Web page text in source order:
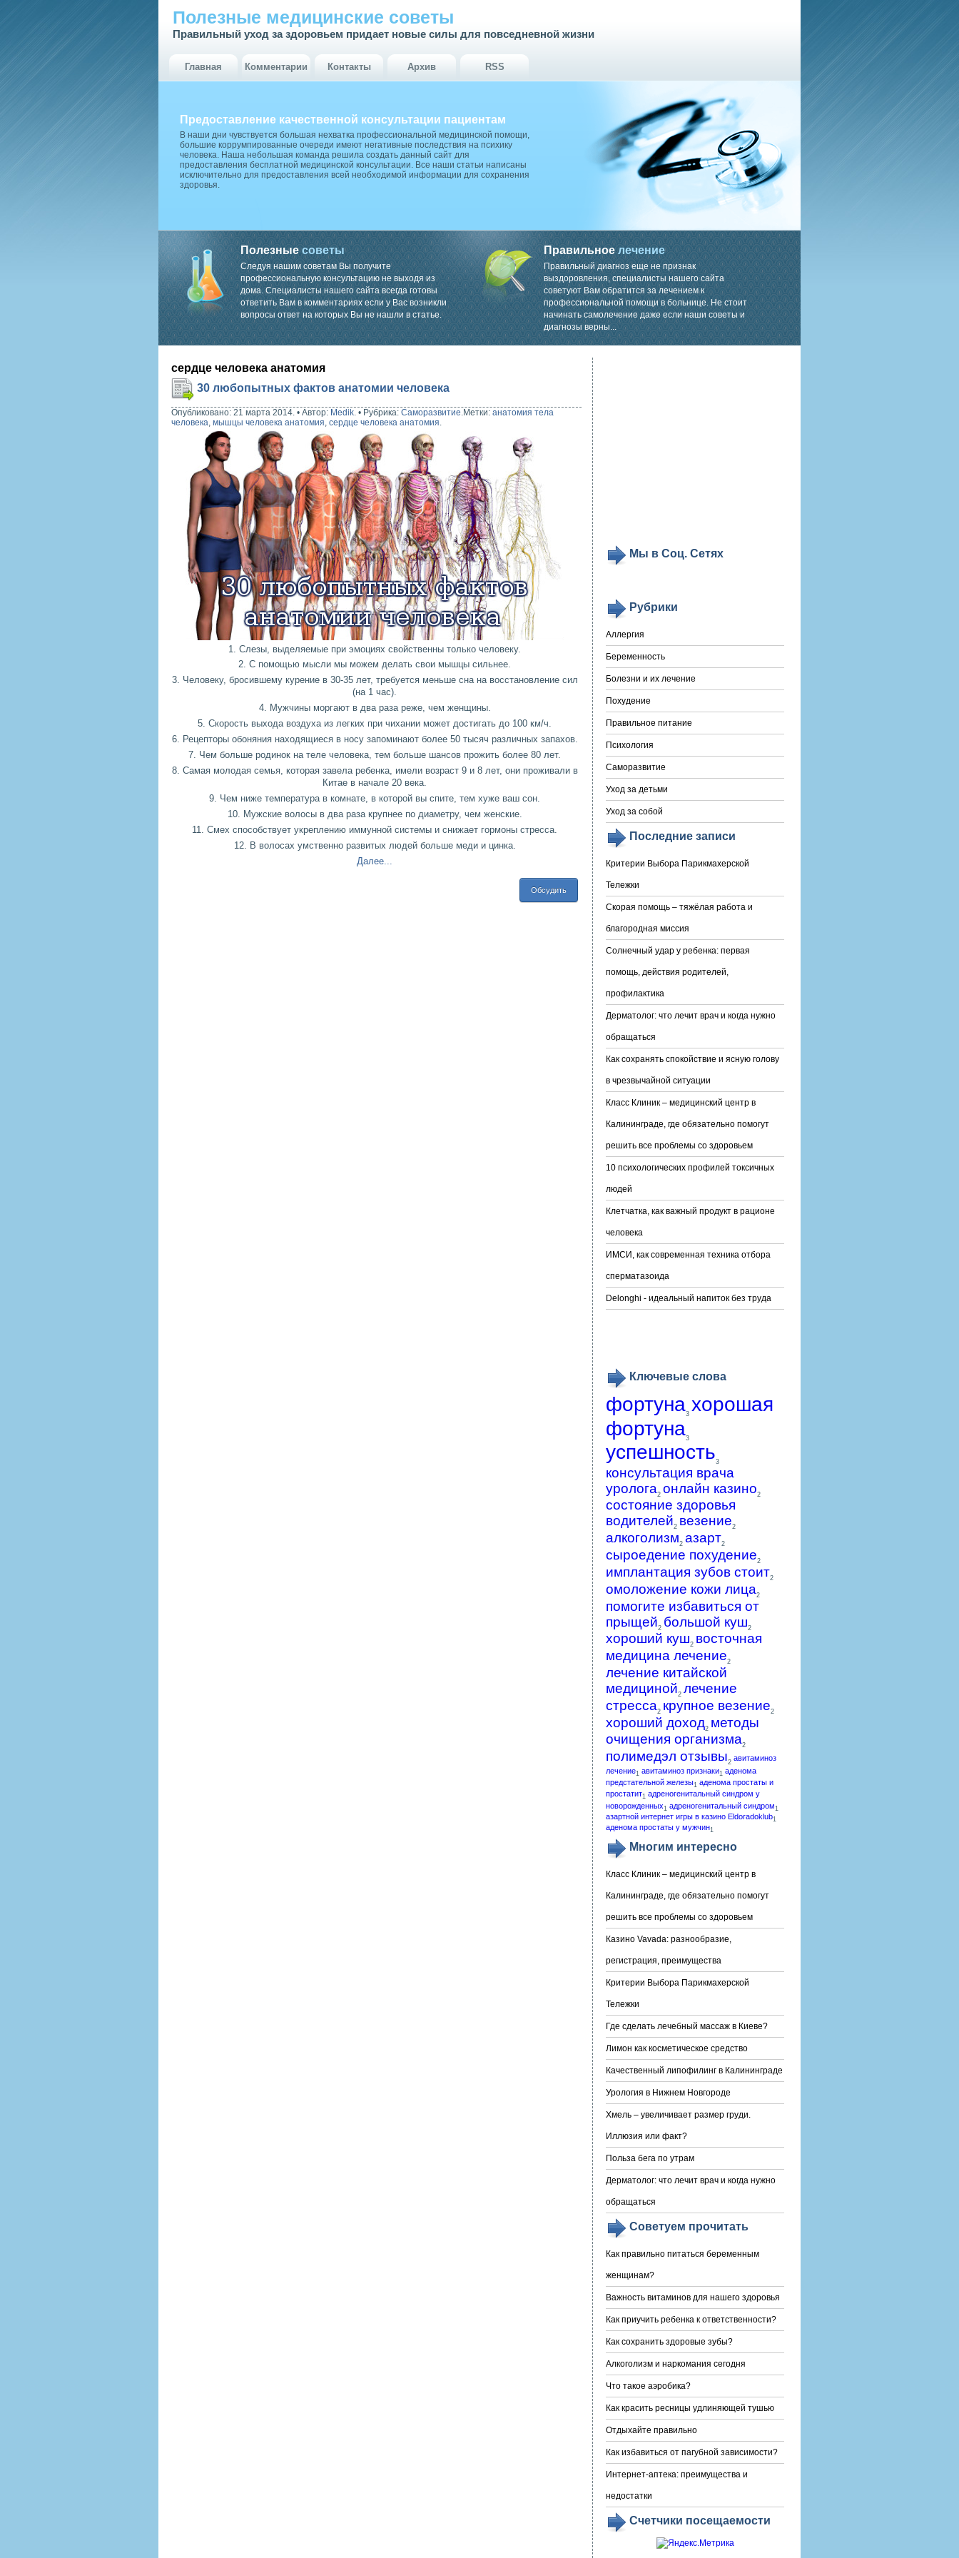
Полезные медицинские советы
Правильный уход за здоровьем придает новые силы для повседневной жизни
Главная Комментарии Контакты Архив RSS
Предоставление качественной консультации пациентам
В наши дни чувствуется большая нехватка профессиональной медицинской помощи,
большие коррумпированные очереди имеют негативные последствия на психику
человека. Наша небольшая команда решила создать данный сайт для
предоставления бесплатной медицинской консультации. Все наши статьи написаны
исключительно для предоставления всей необходимой информации для сохранения
здоровья.
Полезныесоветы
Следуя нашим советам Вы получите
профессиональную консультацию не выходя из
дома. Специалисты нашего сайта всегда готовы
ответить Вам в комментариях если у Вас возникли
вопросы ответ на которых Вы не нашли в статье.
Правильное лечение
Правильный диагноз еще не признак
выздоровления, специалисты нашего сайта
советуют Вам обратится за лечением к
профессиональной помощи в больнице. Не стоит
начинать самолечение даже если наши советы и
диагнозы верны...
сердце человека анатомия
30 любопытных фактов анатомии человека
Опубликовано: 21 марта 2014. • Автор: Medik. • Рубрика: Саморазвитие.Метки: анатомия тела
человека, мышцы человека анатомия, сердце человека анатомия.
1. Слезы, выделяемые при эмоциях свойственны только человеку.
2. С помощью мысли мы можем делать свои мышцы сильнее.
3. Человеку, бросившему курение в 30-35 лет, требуется меньше сна на восстановление сил
(на 1 час).
4. Мужчины моргают в два раза реже, чем женщины.
5. Скорость выхода воздуха из легких при чихании может достигать до 100 км/ч.
6. Рецепторы обоняния находящиеся в носу запоминают более 50 тысяч различных запахов.
7. Чем больше родинок на теле человека, тем больше шансов прожить более 80 лет.
8. Самая молодая семья, которая завела ребенка, имели возраст 9 и 8 лет, они проживали в
Китае в начале 20 века.
9. Чем ниже температура в комнате, в которой вы спите, тем хуже ваш сон.
10. Мужские волосы в два раза крупнее по диаметру, чем женские.
11. Смех способствует укреплению иммунной системы и снижает гормоны стресса.
12. В волосах умственно развитых людей больше меди и цинка.
Далее...
Обсудить
Мы в Соц. Сетях
Рубрики
Аллергия
Беременность
Болезни и их лечение
Похудение
Правильное питание
Психология
Саморазвитие
Уход за детьми
Уход за собой
Последние записи
Критерии Выбора Парикмахерской
Тележки
Скорая помощь – тяжёлая работа и
благородная миссия
Солнечный удар у ребенка: первая
помощь, действия родителей,
профилактика
Дерматолог: что лечит врач и когда нужно
обращаться
Как сохранять спокойствие и ясную голову
в чрезвычайной ситуации
Класс Клиник – медицинский центр в
Калининграде, где обязательно помогут
решить все проблемы со здоровьем
10 психологических профилей токсичных
людей
Клетчатка, как важный продукт в рационе
человека
ИМСИ, как современная техника отбора
сперматазоида
Delonghi - идеальный напиток без труда
Ключевые слова
фортуна3 хорошая
фортуна3
успешность3
консультация врача
уролога2 онлайн казино2
состояние здоровья
водителей2 везение2
алкоголизм2 азарт2
сыроедение похудение2
имплантация зубов стоит2
омоложение кожи лица2
помогите избавиться от
прыщей2 большой куш2
хороший куш2 восточная
медицина лечение2
лечение китайской
медициной2 лечение
стресса2 крупное везение2
хороший доход2 методы
очищения организма2
полимедэл отзывы2 авитаминоз
лечение1 авитаминоз признаки1 аденома
предстательной железы1 аденома простаты и
простатит1 адреногенитальный синдром у
новорожденных 1 адреногенитальный синдром 1
азартной интернет игры в казино Eldoradoklub1
аденома простаты у мужчин1
Многим интересно
Класс Клиник – медицинский центр в
Калининграде, где обязательно помогут
решить все проблемы со здоровьем
Казино Vavada: разнообразие,
регистрация, преимущества
Критерии Выбора Парикмахерской
Тележки
Где сделать лечебный массаж в Киеве?
Лимон как косметическое средство
Качественный липофилинг в Калининграде
Урология в Нижнем Новгороде
Хмель – увеличивает размер груди.
Иллюзия или факт?
Польза бега по утрам
Дерматолог: что лечит врач и когда нужно
обращаться
Советуем прочитать
Как правильно питаться беременным
женщинам?
Важность витаминов для нашего здоровья
Как приучить ребенка к ответственности?
Как сохранить здоровые зубы?
Алкоголизм и наркомания сегодня
Что такое аэробика?
Как красить ресницы удлиняющей тушью
Отдыхайте правильно
Как избавиться от пагубной зависимости?
Интернет-аптека: преимущества и
недостатки
Счетчики посещаемости